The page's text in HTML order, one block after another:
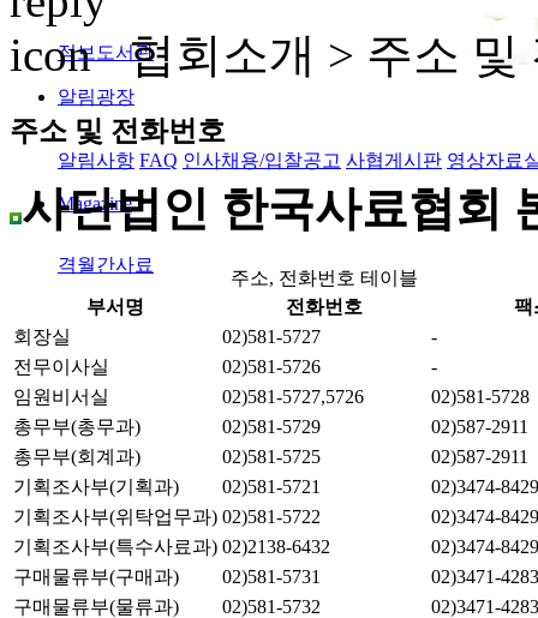
정보도서관
알림광장
알림사항 FAQ 인사채용/입찰공고 사협게시판 영상자료
Magazine
격월간사료
협회소개 > 주소 및
주소 및 전화번호
사단법인 한국사료협회
주소, 전화번호 테이블
부서명
전화번호
팩
회장실
02)581-5727
-
전무이사실
02)581-5726
-
임원비서실
02)581-5727,5726
02)581-5728
총무부(총무과)
02)581-5729
02)587-2911
총무부(회계과)
02)581-5725
02)587-2911
기획조사부(기획과)
02)581-5721
02)3474-8429
기획조사부(위탁업무과) 02)581-5722
02)3474-8429
기획조사부(특수사료과) 02)2138-6432
02)3474-8429
구매물류부(구매과)
02)581-5731
02)3471-4283
구매물류부(물류과)
02)581-5732 02)3471-4283